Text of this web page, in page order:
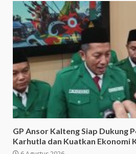
GP Ansor Kalteng Siap Dukung
Karhutla dan Kuatkan Ekonomi